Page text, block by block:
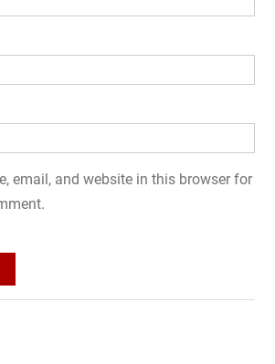
email, and website in this browser for